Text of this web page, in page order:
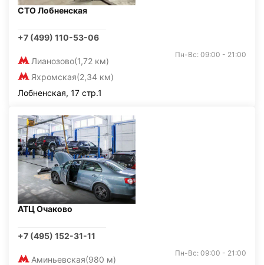
СТО Лобненская
+7 (499) 110-53-06
Лианозово(1,72 км)
Яхромская(2,34 км)
Пн-Вс: 09:00 - 21:00
Лобненская, 17 стр.1
АТЦ Очаково
+7 (495) 152-31-11
Аминьевская(980 м)
Пн-Вс: 09:00 - 21:00